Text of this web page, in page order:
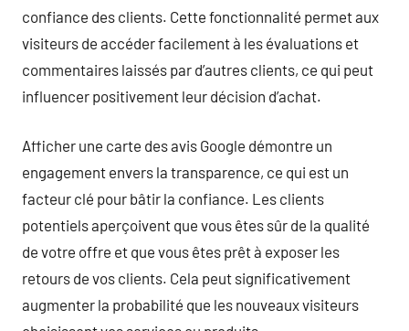
confiance des clients. Cette fonctionnalité permet aux
visiteurs de accéder facilement à les évaluations et
commentaires laissés par d’autres clients, ce qui peut
influencer positivement leur décision d’achat.
Afficher une carte des avis Google démontre un
engagement envers la transparence, ce qui est un
facteur clé pour bâtir la confiance. Les clients
potentiels aperçoivent que vous êtes sûr de la qualité
de votre offre et que vous êtes prêt à exposer les
retours de vos clients. Cela peut significativement
augmenter la probabilité que les nouveaux visiteurs